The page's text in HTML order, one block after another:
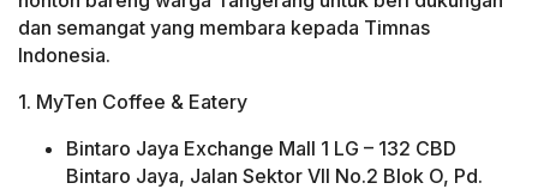
dan semangat yang membara kepada Timnas
Indonesia.
1. MyTen Coffee & Eatery
Bintaro Jaya Exchange Mall 1 LG – 132 CBD
Bintaro Jaya, Jalan Sektor VII No.2 Blok O, Pd.